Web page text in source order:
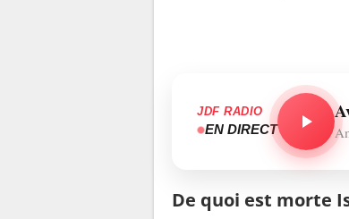
t
JDF RADIO
EN DIRECT
De quoi est morte